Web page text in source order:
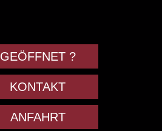
GEÖFFNET ?
KONTAKT
ANFAHRT